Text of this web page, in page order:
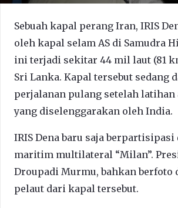
Sebuah kapal perang Iran, IRIS
oleh kapal selam AS di Samudra
ini terjadi sekitar 44 mil laut (81
Sri Lanka. Kapal tersebut sedang
perjalanan pulang setelah latihan
yang diselenggarakan oleh India.
IRIS Dena baru saja
maritim multilateral “Milan”.
Droupadi Murmu, bahkan berfoto
pelaut dari kapal tersebut.